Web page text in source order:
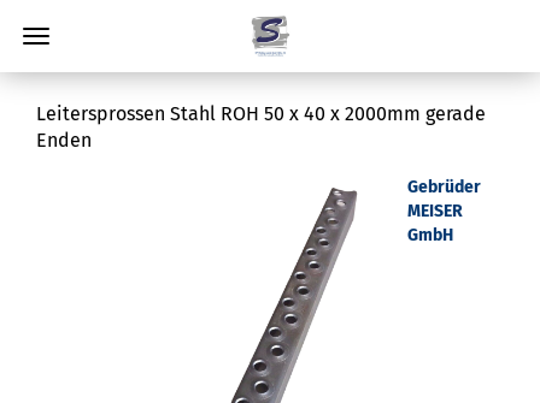
Leitersprossen Stahl ROH 50 x 40 x 2000mm gerade
Enden
Gebrüder
MEISER
GmbH